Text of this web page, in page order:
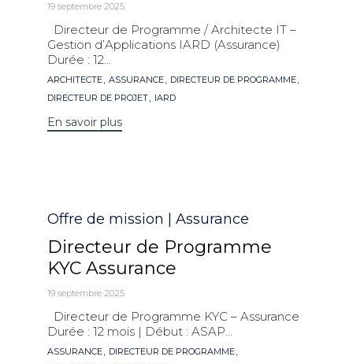
19 septembre 2025
Directeur de Programme / Architecte IT –
Gestion d’Applications IARD (Assurance)
Durée : 12...
Mots
clés
ARCHITECTE, ASSURANCE, DIRECTEUR DE PROGRAMME,
DIRECTEUR DE PROJET, IARD
En savoir plus
Catégorie
Offre de mission | Assurance
Directeur de Programme
KYC Assurance
19 septembre 2025
Directeur de Programme KYC – Assurance
Durée : 12 mois | Début : ASAP...
Mots
ASSURANCE, DIRECTEUR DE PROGRAMME,